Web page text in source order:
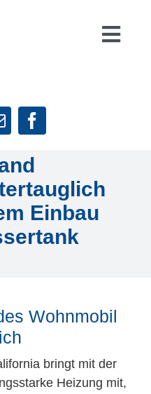
Einbau
Wohnmobil
bringt mit der
Heizung mit,